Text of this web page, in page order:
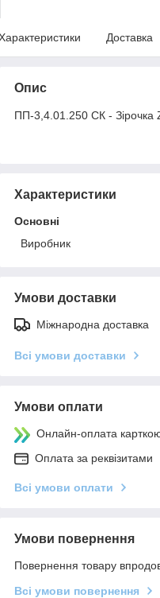
Доставка
Опис
ПП-3,4.01.250 СК - Зірочка
Характеристики
Основні
Виробник
Умови доставки
Міжнародна доставка
Всі умови доставки
Умови оплати
Онлайн-оплата
Оплата за реквізитами
Всі умови оплати
Умови повернення
Повернення товару
Всі умови повернення